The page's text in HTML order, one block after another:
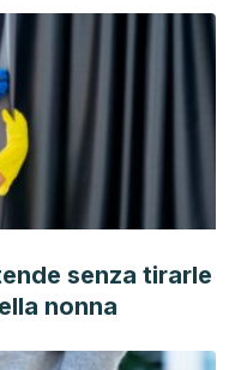
j.1469-
Activity and
senza tirarle
nonna